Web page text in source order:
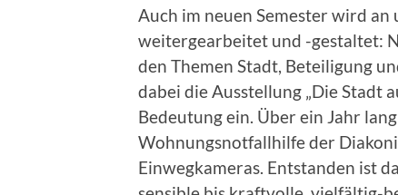
Auch im neuen Semester wird
weitergearbeitet und -gestaltet:
den Themen Stadt, Beteiligung
dabei die Ausstellung „Die Stadt
Bedeutung ein. Über ein Jahr
Wohnungsnotfallhilfe der
Einwegkameras. Entstanden ist